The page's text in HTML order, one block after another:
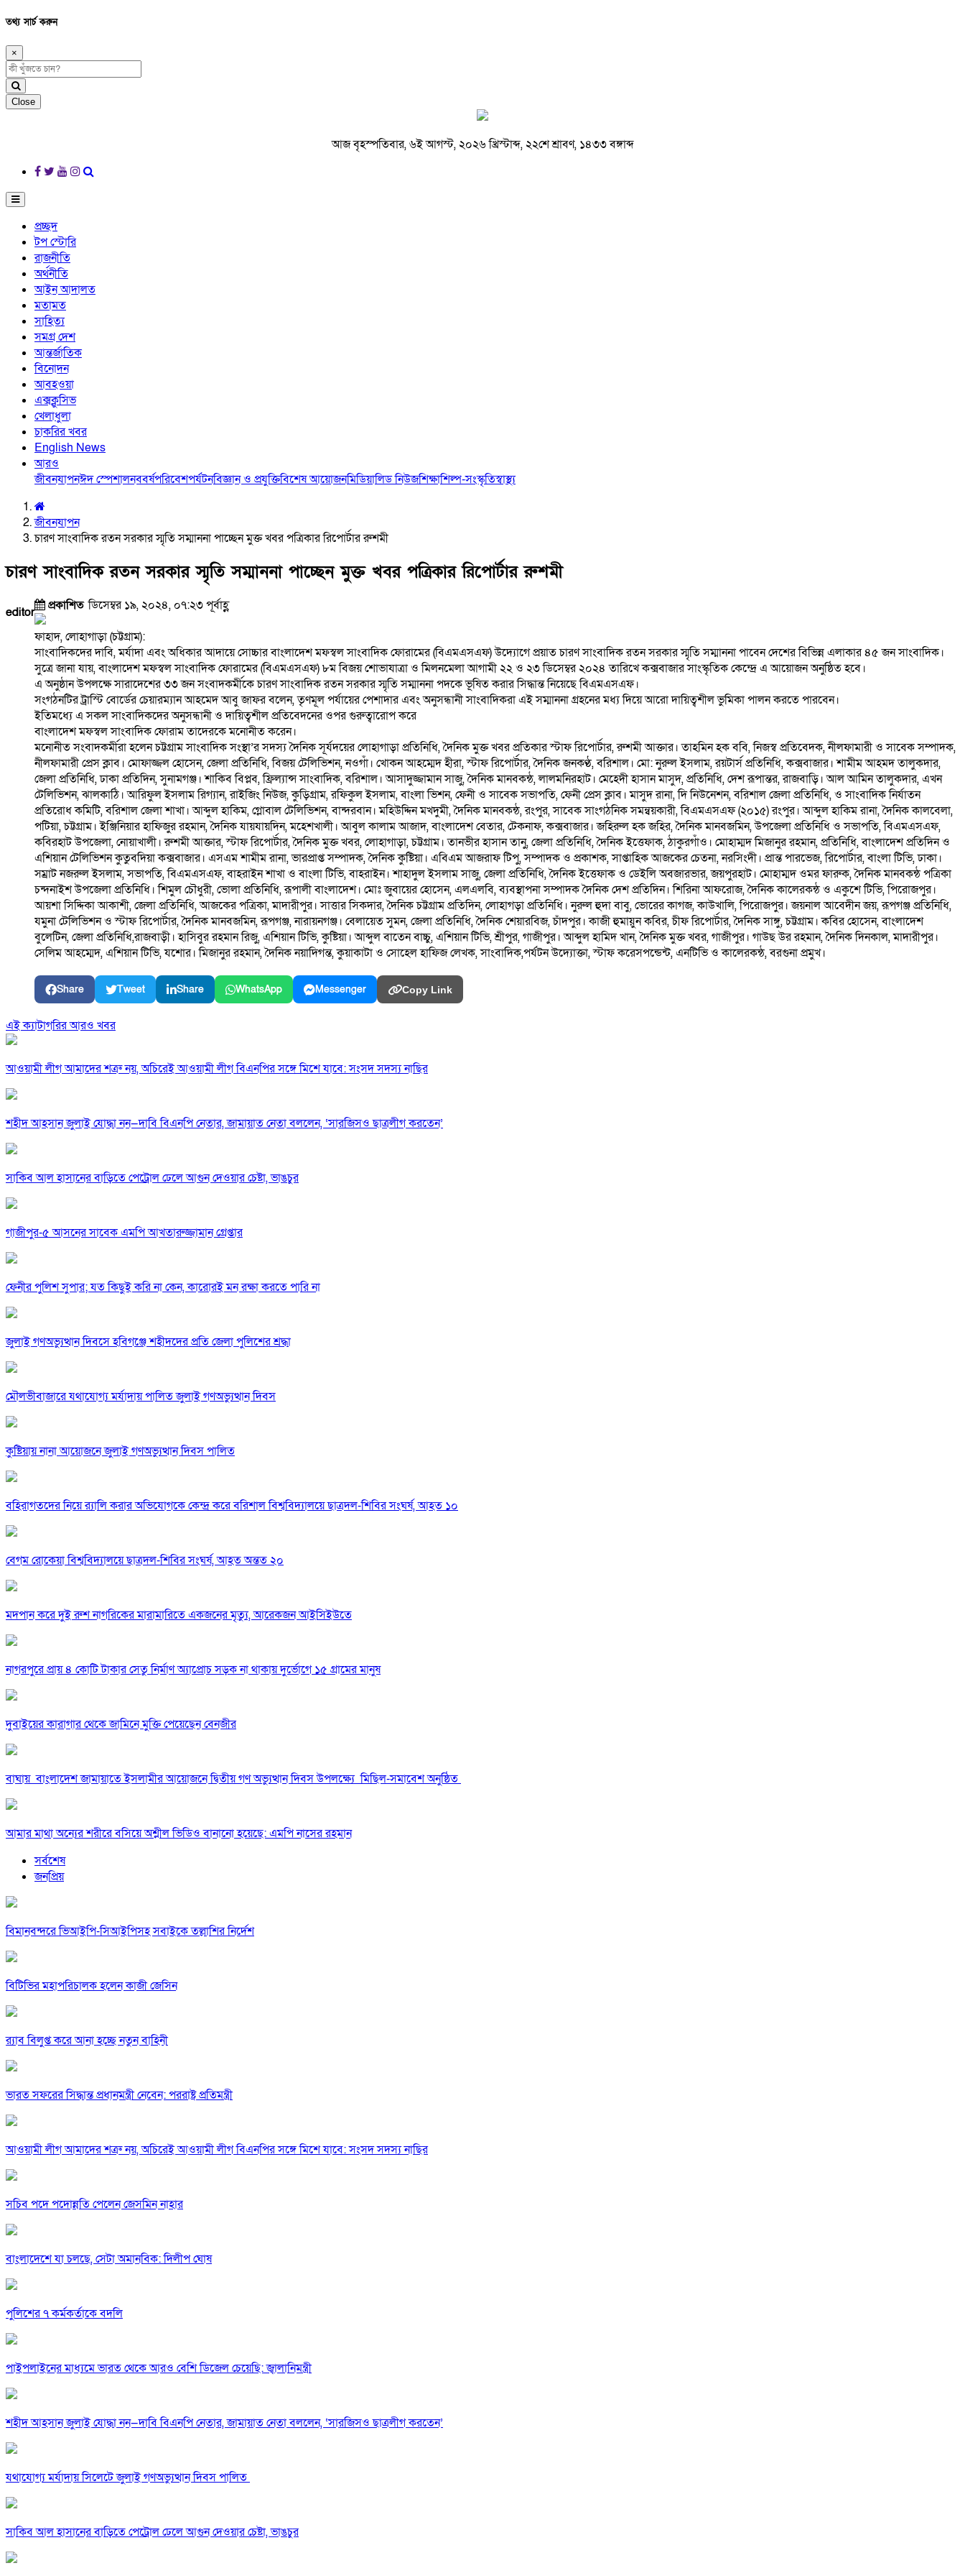
তথ্য সার্চ করুন
×
Close
আজ বৃহস্পতিবার, ৬ই আগস্ট, ২০২৬ খ্রিস্টাব্দ, ২২শে শ্রাবণ, ১৪৩৩ বঙ্গাব্দ
প্রচ্ছদ
টপ স্টোরি
রাজনীতি
অর্থনীতি
আইন আদালত
মতামত
সাহিত্য
সমগ্র দেশ
আন্তর্জাতিক
বিনোদন
আবহওয়া
এক্সক্লুসিভ
খেলাধুলা
চাকরির খবর
English News
আরও
জীবনযাপনঈদ স্পেশালনববর্ষপরিবেশপর্যটনবিজ্ঞান ও প্রযুক্তিবিশেষ আয়োজনমিডিয়ালিড নিউজশিক্ষাশিল্প-সংস্কৃতিস্বাস্থ্য
জীবনযাপন
চারণ সাংবাদিক রতন সরকার স্মৃতি সম্মাননা পাচ্ছেন মুক্ত খবর পত্রিকার রিপোর্টার রুশমী
চারণ সাংবাদিক রতন সরকার স্মৃতি সম্মাননা পাচ্ছেন মুক্ত খবর পত্রিকার রিপোর্টার রুশমী
editor প্রকাশিতডিসেম্বর ১৯, ২০২৪, ০৭:২৩ পূর্বাহ্ণ
ফাহাদ, লোহাগাড়া (চট্টগ্রাম):
সাংবাদিকদের দাবি, মর্যাদা এবং অধিকার আদায়ে সোচ্চার বাংলাদেশ মফস্বল সাংবাদিক ফোরামের (বিএমএসএফ) উদ্যোগে প্রয়াত চারণ সাংবাদিক রতন সরকার স্মৃতি সম্মাননা পাবেন দেশের বিভিন্ন এলাকার ৪৫ জন সাংবাদিক।
সুত্রে জানা যায়, বাংলাদেশ মফস্বল সাংবাদিক ফোরামের (বিএমএসএফ) ৮ম বিজয় শোভাযাত্রা ও মিলনমেলা আগামী ২২ ও ২৩ ডিসেম্বর ২০২৪ তারিখে কক্সবাজার সাংস্কৃতিক কেন্দ্রে এ আয়োজন অনুষ্ঠিত হবে।
এ অনুষ্ঠান উপলক্ষে সারাদেশের ৩৩ জন সংবাদকর্মীকে চারণ সাংবাদিক রতন সরকার স্মৃতি সম্মাননা পদকে ভূষিত করার সিদ্ধান্ত নিয়েছে বিএমএসএফ।
সংগঠনটির ট্রাস্টি বোর্ডের চেয়ারম্যান আহমেদ আবু জাফর বলেন, তৃণমূল পর্যায়ের পেশাদার এবং অনুসন্ধানী সাংবাদিকরা এই সম্মাননা গ্রহনের মধ্য দিয়ে আরো দায়িত্বশীল ভুমিকা পালন করতে পারবেন।
ইতিমধ্যে এ সকল সাংবাদিকদের অনুসন্ধানী ও দায়িত্বশীল প্রতিবেদনের ওপর গুরুত্বারোপ করে
বাংলাদেশ মফস্বল সাংবাদিক ফোরাম তাদেরকে মনোনীত করেন।
মনোনীত সংবাদকর্মীরা হলেন চট্টগ্রাম সাংবাদিক সংস্থা’র সদস্য দৈনিক সূর্যদয়ের লোহাগাড়া প্রতিনিধি, দৈনিক মুক্ত খবর প্রতিকার স্টাফ রিপোর্টার, রুশমী আক্তার। তাহমিন হক ববি, নিজস্ব প্রতিবেদক, নীলফামারী ও সাবেক সম্পাদক,
নীলফামারী প্রেস ক্লাব। মোফাজ্জল হোসেন, জেলা প্রতিনিধি, বিজয় টেলিভিশন, নওগাঁ। খোকন আহম্মেদ হীরা, স্টাফ রিপোর্টার, দৈনিক জনকণ্ঠ, বরিশাল। মো: নুরুল ইসলাম, রয়টার্স প্রতিনিধি, কক্সবাজার। শামীম আহমদ তালুকদার,
জেলা প্রতিনিধি, ঢাকা প্রতিদিন, সুনামগঞ্জ। শাকিব বিপ্লব, ফ্রিল্যান্স সাংবাদিক, বরিশাল। আসাদুজ্জামান সাজু, দৈনিক মানবকন্ঠ, লালমনিরহাট। মেহেদী হাসান মাসুদ, প্রতিনিধি, দেশ রূপান্তর, রাজবাড়ি। আল আমিন তালুকদার, এখন
টেলিভিশন, ঝালকাঠি। আরিফুল ইসলাম রিগ্যান, রাইজিং নিউজ, কুড়িগ্রাম, রফিকুল ইসলাম, বাংলা ভিশন, ফেনী ও সাবেক সভাপতি, ফেনী প্রেস ক্লাব। মাসুদ রানা, দি নিউনেশন, বরিশাল জেলা প্রতিনিধি, ও সাংবাদিক নির্যাতন
প্রতিরোধ কমিটি, বরিশাল জেলা শাখা। আব্দুল হাকিম, গ্লোবাল টেলিভিশন, বান্দরবান। মহিউদ্দিন মখদুমী, দৈনিক মানবকন্ঠ, রংপুর, সাবেক সাংগঠনিক সমন্বয়কারী, বিএমএসএফ (২০১৫) রংপুর। আব্দুল হাকিম রানা, দৈনিক কালবেলা,
পটিয়া, চট্টগ্রাম। ইঞ্জিনিয়ার হাফিজুর রহমান, দৈনিক যায়যায়দিন, মহেশখালী। আবুল কালাম আজাদ, বাংলাদেশ বেতার, টেকনাফ, কক্সবাজার। জহিরুল হক জহির, দৈনিক মানবজমিন, উপজেলা প্রতিনিধি ও সভাপতি, বিএমএসএফ,
কবিরহাট উপজেলা, নোয়াখালী। রুশমী আক্তার, স্টাফ রিপোর্টার, দৈনিক মুক্ত খবর, লোহাগাড়া, চট্টগ্রাম। তানভীর হাসান তানু, জেলা প্রতিনিধি, দৈনিক ইত্তেফাক, ঠাকুরগাঁও। মোহাম্মদ মিজানুর রহমান, প্রতিনিধি, বাংলাদেশ প্রতিদিন ও
এশিয়ান টেলিভিশন কুতুবদিয়া কক্সবাজার। এসএম শামীম রানা, ভারপ্রাপ্ত সম্পাদক, দৈনিক কুষ্টিয়া। এবিএম আজরাফ টিপু, সম্পাদক ও প্রকাশক, সাপ্তাহিক আজকের চেতনা, নরসিংদী। প্রান্ত পারভেজ, রিপোর্টার, বাংলা টিভি, ঢাকা।
সম্রাট নজরুল ইসলাম, সভাপতি, বিএমএসএফ, বাহরাইন শাখা ও বাংলা টিভি, বাহরাইন। শাহাদুল ইসলাম সাজু, জেলা প্রতিনিধি, দৈনিক ইত্তেফাক ও ডেইলি অবজারভার, জয়পুরহাট। মোহাম্মদ ওমর ফারুক, দৈনিক মানবকন্ঠ পত্রিকা
চন্দনাইশ উপজেলা প্রতিনিধি। শিমুল চৌধুরী, ভোলা প্রতিনিধি, রূপালী বাংলাদেশ। মোঃ জুবায়ের হোসেন, এলএলবি, ব্যবস্থাপনা সম্পাদক দৈনিক দেশ প্রতিদিন। শিরিনা আফরোজ, দৈনিক কালেরকন্ঠ ও একুশে টিভি, পিরোজপুর।
আয়শা সিদ্দিকা আকাশী, জেলা প্রতিনিধি, আজকের পত্রিকা, মাদারীপুর। সাত্তার সিকদার, দৈনিক চট্টগ্রাম প্রতিদিন, লোহাগড়া প্রতিনিধি। নুরুল হুদা বাবু, ভোরের কাগজ, কাউখালি, পিরোজপুর। জয়নাল আবেদীন জয়, রূপগঞ্জ প্রতিনিধি,
যমুনা টেলিভিশন ও স্টাফ রিপোর্টার, দৈনিক মানবজমিন, রূপগঞ্জ, নারায়নগঞ্জ। বেলায়েত সুমন, জেলা প্রতিনিধি, দৈনিক শেয়ারবিজ, চাঁদপুর। কাজী হুমায়ুন কবির, চীফ রিপোর্টার, দৈনিক সাঙ্গু, চট্টগ্রাম। কবির হোসেন, বাংলাদেশ
বুলেটিন, জেলা প্রতিনিধি,রাজবাড়ী। হাসিবুর রহমান রিজু, এশিয়ান টিভি, কুষ্টিয়া। আব্দুল বাতেন বাচ্চু, এশিয়ান টিভি, শ্রীপুর, গাজীপুর। আব্দুল হামিদ খান, দৈনিক মুক্ত খবর, গাজীপুর। গাউছ উর রহমান, দৈনিক দিনকাল, মাদারীপুর।
সেলিম আহম্মেদ, এশিয়ান টিভি, যশোর। মিজানুর রহমান, দৈনিক নয়াদিগন্ত, কুয়াকাটা ও সোহেল হাফিজ লেখক, সাংবাদিক,পর্যটন উদ্যোক্তা, স্টাফ করেসপন্ডেন্ট, এনটিভি ও কালেরকন্ঠ, বরগুনা প্রমুখ।
Share Tweet Share WhatsApp Messenger Copy Link
এই ক্যাটাগরির আরও খবর
আওয়ামী লীগ আমাদের শত্রু নয়, অচিরেই আওয়ামী লীগ বিএনপির সঙ্গে মিশে যাবে: সংসদ সদস্য নাছির
শহীদ আহসান জুলাই যোদ্ধা নন—দাবি বিএনপি নেতার, জামায়াত নেতা বললেন, ‘সারজিসও ছাত্রলীগ করতেন’
সাকিব আল হাসানের বাড়িতে পেট্রোল ঢেলে আগুন দেওয়ার চেষ্টা, ভাঙচুর
গাজীপুর-৫ আসনের সাবেক এমপি আখতারুজ্জামান গ্রেপ্তার
ফেনীর পুলিশ সুপার; যত কিছুই করি না কেন, কারোরই মন রক্ষা করতে পারি না
জুলাই গণঅভ্যুত্থান দিবসে হবিগঞ্জে শহীদদের প্রতি জেলা পুলিশের শ্রদ্ধা
মৌলভীবাজারে যথাযোগ্য মর্যাদায় পালিত জুলাই গণঅভ্যুত্থান দিবস
কুষ্টিয়ায় নানা আয়োজনে জুলাই গণঅভ্যুত্থান দিবস পালিত
বহিরাগতদের নিয়ে র‍্যালি করার অভিযোগকে কেন্দ্র করে বরিশাল বিশ্ববিদ্যালয়ে ছাত্রদল-শিবির সংঘর্ষ, আহত ১০
বেগম রোকেয়া বিশ্ববিদ্যালয়ে ছাত্রদল-শিবির সংঘর্ষ, আহত অন্তত ২০
মদপান করে দুই রুশ নাগরিকের মারামারিতে একজনের মৃত্যু, আরেকজন আইসিইউতে
নাগরপুরে প্রায় ৪ কোটি টাকার সেতু নির্মাণ অ্যাপ্রোচ সড়ক না থাকায় দুর্ভোগে ১৫ গ্রামের মানুষ
দুবাইয়ের কারাগার থেকে জামিনে মুক্তি পেয়েছেন বেনজীর
বাঘায় বাংলাদেশ জামায়াতে ইসলামীর আয়োজনে দ্বিতীয় গণ অভ্যুত্থান দিবস উপলক্ষ্যে মিছিল-সমাবেশ অনুষ্ঠিত
আমার মাথা অন্যের শরীরে বসিয়ে অশ্লীল ভিডিও বানানো হয়েছে: এমপি নাসের রহমান
সর্বশেষ
জনপ্রিয়
বিমানবন্দরে ভিআইপি-সিআইপিসহ সবাইকে তল্লাশির নির্দেশ
বিটিভির মহাপরিচালক হলেন কাজী জেসিন
র‍্যাব বিলুপ্ত করে আনা হচ্ছে নতুন বাহিনী
ভারত সফরের সিদ্ধান্ত প্রধানমন্ত্রী নেবেন: পররাষ্ট্র প্রতিমন্ত্রী
আওয়ামী লীগ আমাদের শত্রু নয়, অচিরেই আওয়ামী লীগ বিএনপির সঙ্গে মিশে যাবে: সংসদ সদস্য নাছির
সচিব পদে পদোন্নতি পেলেন জেসমিন নাহার
বাংলাদেশে যা চলছে, সেটা অমানবিক: দিলীপ ঘোষ
পুলিশের ৭ কর্মকর্তাকে বদলি
পাইপলাইনের মাধ্যমে ভারত থেকে আরও বেশি ডিজেল চেয়েছি: জ্বালানিমন্ত্রী
শহীদ আহসান জুলাই যোদ্ধা নন—দাবি বিএনপি নেতার, জামায়াত নেতা বললেন, ‘সারজিসও ছাত্রলীগ করতেন’
যথাযোগ্য মর্যাদায় সিলেটে জুলাই গণঅভ্যুত্থান দিবস পালিত
সাকিব আল হাসানের বাড়িতে পেট্রোল ঢেলে আগুন দেওয়ার চেষ্টা, ভাঙচুর